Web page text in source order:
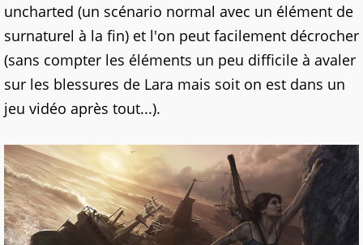
uncharted (un scénario normal avec un élément de
surnaturel à la fin) et l'on peut facilement décrocher
(sans compter les éléments un peu difficile à avaler
sur les blessures de Lara mais soit on est dans un
jeu vidéo après tout...).